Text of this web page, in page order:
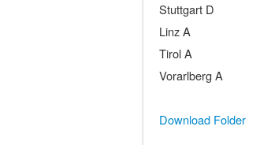
Stuttgart D
Linz A
Tirol A
Vorarlberg A
Download Folder